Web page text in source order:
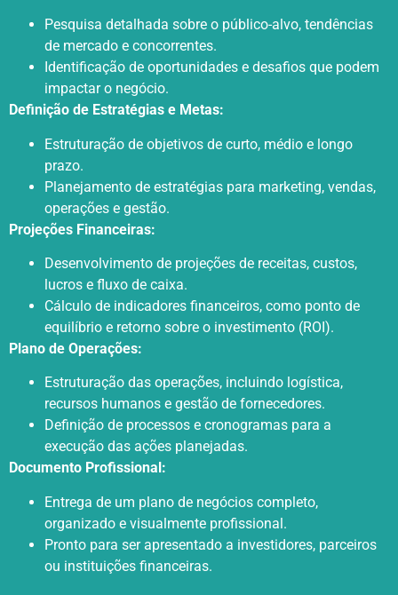
Pesquisa detalhada sobre o público-alvo, tendências
de mercado e concorrentes.
Identificação de oportunidades e desafios que podem
impactar o negócio.
Definição de Estratégias e Metas:
Estruturação de objetivos de curto, médio e longo
prazo.
Planejamento de estratégias para marketing, vendas,
operações e gestão.
Projeções Financeiras:
Desenvolvimento de projeções de receitas, custos,
lucros e fluxo de caixa.
Cálculo de indicadores financeiros, como ponto de
equilíbrio e retorno sobre o investimento (ROI).
Plano de Operações:
Estruturação das operações, incluindo logística,
recursos humanos e gestão de fornecedores.
Definição de processos e cronogramas para a
execução das ações planejadas.
Documento Profissional:
Entrega de um plano de negócios completo,
organizado e visualmente profissional.
Pronto para ser apresentado a investidores, parceiros
ou instituições financeiras.